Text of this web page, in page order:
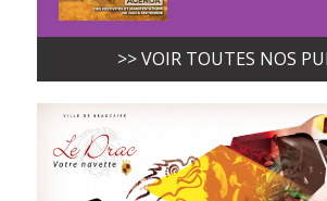
>> VOIR TOUTES NOS